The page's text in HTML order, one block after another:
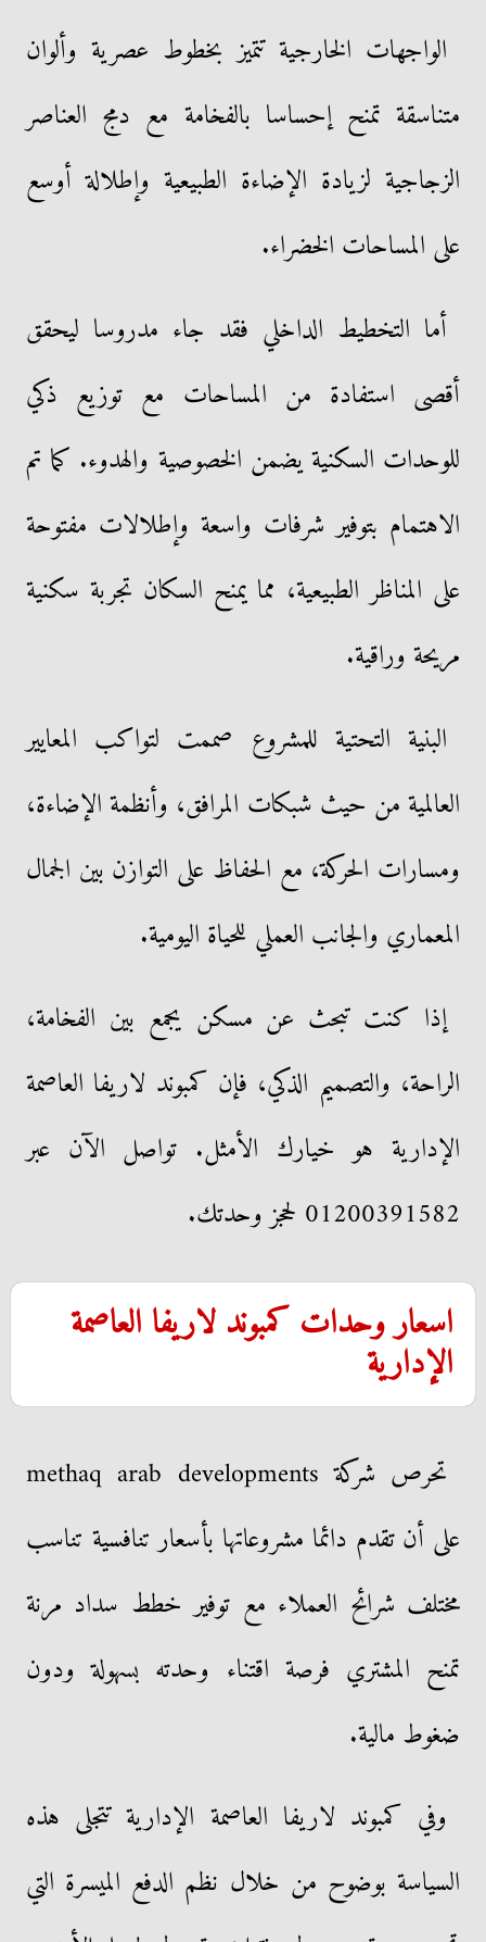
الواجهات الخارجية تتميز بخطوط عصرية وألوان
متناسقة تمنح إحساسا بالفخامة مع دمج العناصر
الزجاجية لزيادة الإضاءة الطبيعية وإطلالة أوسع
على المساحات الخضراء.
أما التخطيط الداخلي فقد جاء مدروسا ليحقق
أقصى استفادة من المساحات مع توزيع ذكي
للوحدات السكنية يضمن الخصوصية والهدوء. كما تم
الاهتمام بتوفير شرفات واسعة وإطلالات مفتوحة
على المناظر الطبيعية، مما يمنح السكان تجربة سكنية
مريحة وراقية.
البنية التحتية للمشروع صممت لتواكب المعايير
العالمية من حيث شبكات المرافق، وأنظمة الإضاءة،
ومسارات الحركة، مع الحفاظ على التوازن بين الجمال
المعماري والجانب العملي للحياة اليومية.
إذا كنت تبحث عن مسكن يجمع بين الفخامة،
الراحة، والتصميم الذكي، فإن كمبوند لاريفا العاصمة
الإدارية هو خيارك الأمثل. تواصل الآن عبر
01200391582 لحجز وحدتك.
اسعار وحدات كمبوند لاريفا العاصمة
الإدارية
تحرص شركة methaq arab developments
على أن تقدم دائما مشروعاتها بأسعار تنافسية تناسب
مختلف شرائح العملاء مع توفير خطط سداد مرنة
تمنح المشتري فرصة اقتناء وحدته بسهولة ودون
ضغوط مالية.
وفي كمبوند لاريفا العاصمة الإدارية تتجلى هذه
السياسة بوضوح من خلال نظم الدفع الميسرة التي